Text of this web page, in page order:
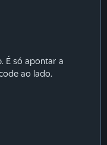
É só apontar a
ao lado.